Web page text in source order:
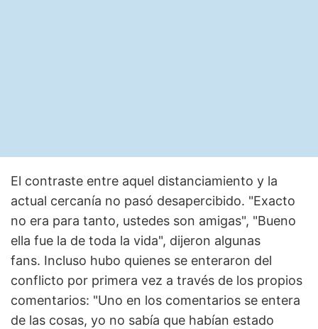
El contraste entre aquel distanciamiento y la
actual cercanía no pasó desapercibido. "Exacto
no era para tanto, ustedes son amigas", "Bueno
ella fue la de toda la vida", dijeron algunas
fans. Incluso hubo quienes se enteraron del
conflicto por primera vez a través de los propios
comentarios: "Uno en los comentarios se entera
de las cosas, yo no sabía que habían estado